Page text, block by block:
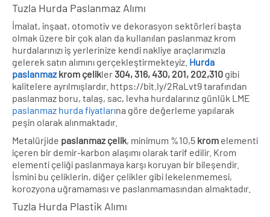
Tuzla Hurda Paslanmaz Alımı
İmalat, inşaat, otomotiv ve dekorasyon sektörleri başta
olmak üzere bir çok alan da kullanılan paslanmaz krom
hurdalarınızı iş yerlerinize kendi nakliye araçlarımızla
gelerek satın alımını gerçekleştirmekteyiz. Hurda
paslanmaz krom çelikler304, 316, 430, 201, 202,310 gibi
kalitelere ayrılmışlardır. https://bit.ly/2RaLvt9 tarafından
paslanmaz boru, talaş, sac, levha hurdalarınız günlük LME
paslanmaz hurda fiyatlarına göre değerleme yapılarak
peşin olarak alınmaktadır.
Metalürjide paslanmaz çelik, minimum %10,5 krom elementi
içeren bir demir-karbon alaşımı olarak tarif edilir. Krom
elementi çeliği paslanmaya karşı koruyan bir bileşendir.
İsmini bu çeliklerin, diğer çelikler gibi lekelenmemesi,
korozyona uğramaması ve paslanmamasından almaktadır.
Tuzla Hurda Plastik Alımı